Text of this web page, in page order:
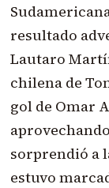
resultado
Lautaro
chilena de
gol de Omar
sorprendió a
estuvo